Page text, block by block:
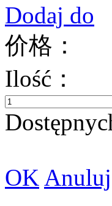
Dodaj do
价格：
Ilość：
OK Anuluj